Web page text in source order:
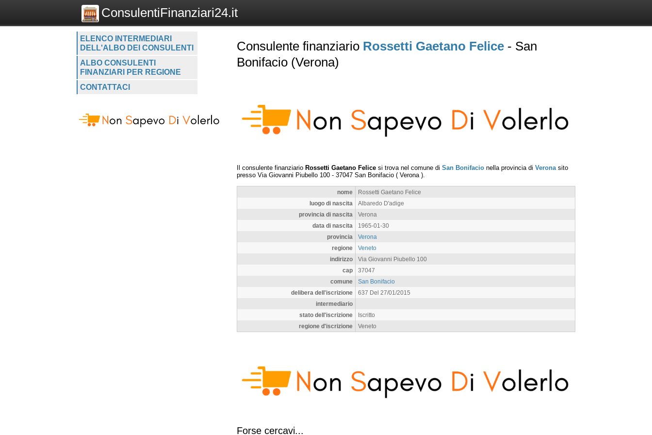
ConsulentiFinanziari24.it
ELENCO INTERMEDIARI
DELL'ALBO DEI CONSULENTI
ALBO CONSULENTI
FINANZIARI PER REGIONE
CONTATTACI
Consulente finanziario Rossetti Gaetano Felice - San
Bonifacio (Verona)
Il consulente finanziario Rossetti Gaetano Felice si trova nel comune di San Bonifacio nella provincia di Verona sito
presso Via Giovanni Piubello 100 - 37047 San Bonifacio ( Verona ).
nome
Rossetti Gaetano Felice
luogo di nascita
Albaredo D'adige
provincia di nascita
Verona
data di nascita
1965-01-30
provincia
Verona
regione
Veneto
indirizzo
Via Giovanni Piubello 100
cap
37047
comune
San Bonifacio
delibera dell'iscrizione
637 Del 27/01/2015
intermediario
stato dell'iscrizione
Iscritto
regione d'iscrizione
Veneto
Forse cercavi...